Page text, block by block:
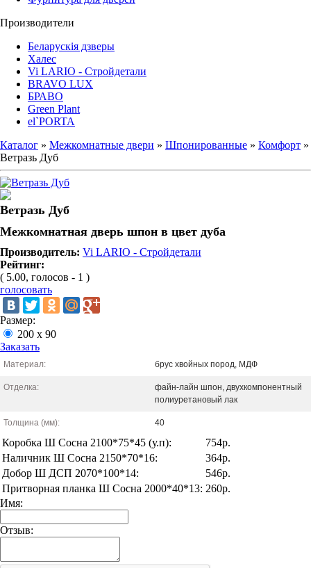
Производители
Беларускія дзверы
Халес
Vi LARIO - Стройдетали
BRAVO LUX
БРАВО
Green Plant
el`PORTA
Каталог » Межкомнатные двери » Шпонированные » Комфорт »
Ветразь Дуб
Ветразь Дуб
Межкомнатная дверь шпон в цвет дуба
Производитель: Vi LARIO - Стройдетали
Рейтинг:
( 5.00, голосов - 1 )
голосовать
Размер:
200 x 90
Заказать
Материал: брус хвойных пород, МДФ
Отделка:
файн-лайн шпон, двухкомпонентный
полиуретановый лак
Толщина (мм): 40
Коробка Ш Сосна 2100*75*45 (у.п):
754р.
Наличник Ш Сосна 2150*70*16:
364р.
Добор Ш ДСП 2070*100*14:
546р.
Притворная планка Ш Сосна 2000*40*13: 260р.
Имя:
Отзыв: